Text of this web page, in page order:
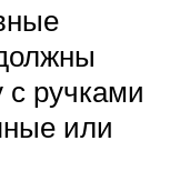
с ручками
или